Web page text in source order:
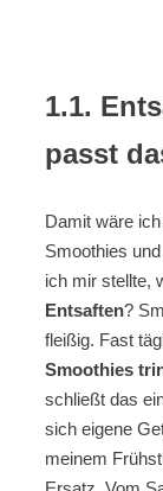
1.1.
passt
Damit wäre
Smoothies
ich mir stellte,
Entsaften?
fleißig. Fast
Smoothies
schließt das
sich eigene
meinem